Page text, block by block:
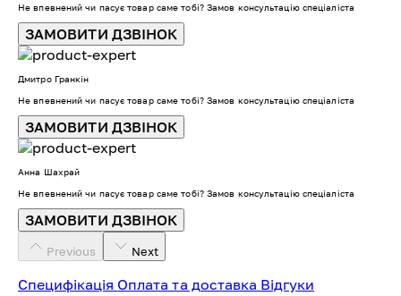
Не впевнений чи пасує товар саме тобі? Замов консультацію спеціаліста
ЗАМОВИТИ ДЗВІНОК
Дмитро Гранкін
Не впевнений чи пасує товар саме тобі? Замов консультацію спеціаліста
ЗАМОВИТИ ДЗВІНОК
Анна Шахрай
Не впевнений чи пасує товар саме тобі? Замов консультацію спеціаліста
ЗАМОВИТИ ДЗВІНОК
Previous Next
Специфікація Оплата та доставка Відгуки